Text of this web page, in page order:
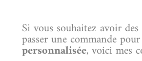
Si vous souhaitez avoir des
passer une commande
personnalisée, voici mes